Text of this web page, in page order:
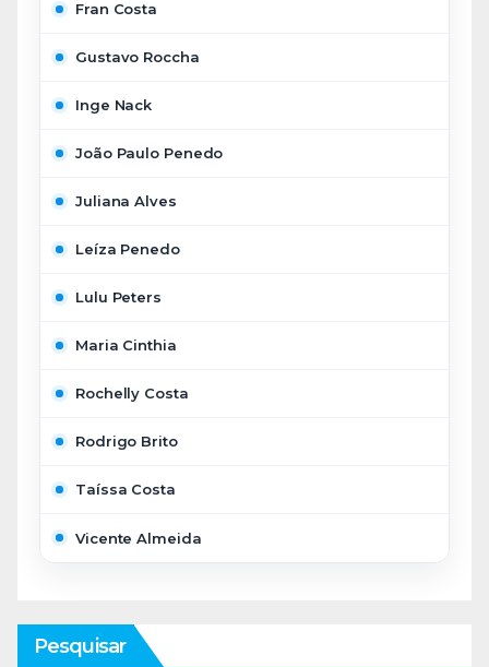
Fran Costa
Gustavo Roccha
Inge Nack
João Paulo Penedo
Juliana Alves
Leíza Penedo
Lulu Peters
Maria Cinthia
Rochelly Costa
Rodrigo Brito
Taíssa Costa
Vicente Almeida
Pesquisar